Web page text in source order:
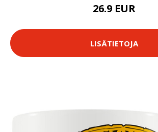
26.9 EUR
LISÄTIETOJA